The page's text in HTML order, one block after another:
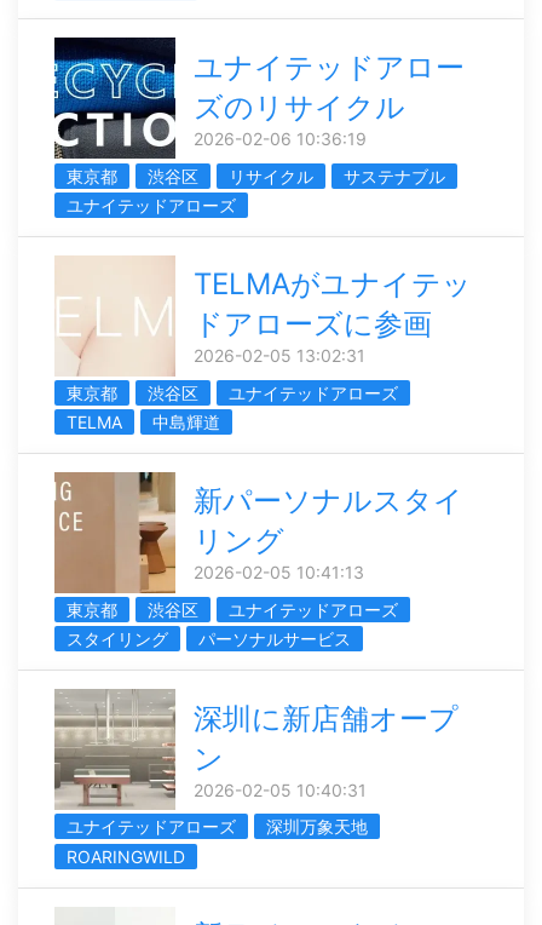
ユナイテッドアロー
ズのリサイクル
2026-02-06 10:36:19
東京都
渋谷区 リサイクル
サステナブル
ユナイテッドアローズ
TELMAがユナイテッ
ドアローズに参画
2026-02-05 13:02:31
東京都
渋谷区
ユナイテッドアローズ
TELMA
中島輝道
新パーソナルスタイ
リング
2026-02-05 10:41:13
東京都
渋谷区
ユナイテッドアローズ
スタイリング
パーソナルサービス
深圳に新店舗オープ
ン
2026-02-05 10:40:31
ユナイテッドアローズ
深圳万象天地
ROARINGWILD